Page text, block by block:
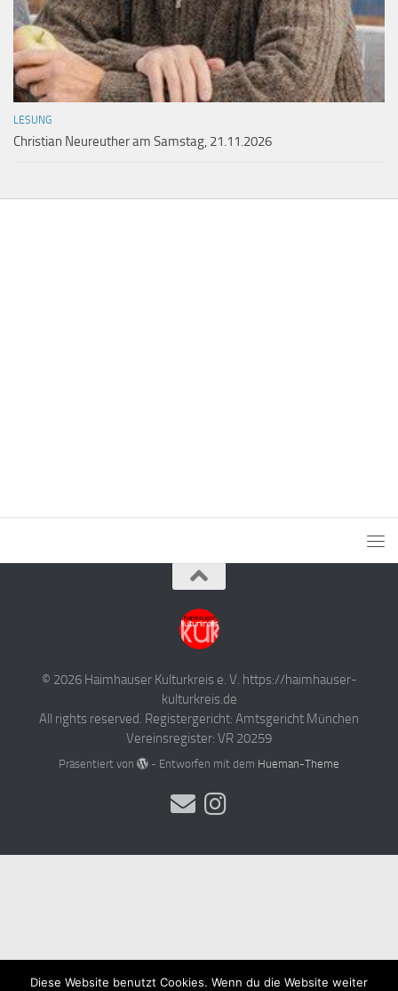
LESUNG
Christian Neureuther am Samstag, 21.11.2026
© 2026 Haimhauser Kulturkreis e. V. https://haimhauser-
kulturkreis.de
All rights reserved. Registergericht: Amtsgericht München
Vereinsregister: VR 20259
Präsentiert von - Entworfen mit dem Hueman-Theme
Diese Website benutzt Cookies. Wenn du die Website weiter